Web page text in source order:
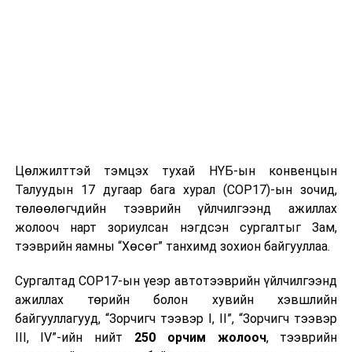
голын хөндийгөөр, 20, 21-нд Алтай, Хангайн уулархаг
нутаг, Халх голын хөндийгөөр, 22-нд Хангай,
Хөвсгөлийн уулархаг нутгаар бороо, дуу цахилгаантай
аадар бороо орно. Салхи ихэнх хугацаанд секундэд 5-
10 метр, зарим газраар борооны өмнө түр зуур
ширүүснэ. 19-нд нутгийн баруун хагаст, 20-ноос нийт
нутгаар халж, Дархадын хотгор, Монгол-Алтайн
уулархаг нутаг, Завхан голын эх, Хүрэнбэлчир орчим,
Тэрэлж, Онон, Улз, Халх голын хөндий, Дарьгангын
тал нутгаар шөнөдөө 6-11 хэм, өдөртөө 21-26 хэм,
Цөлжилттэй тэмцэх тухай НҮБ-ын конвенцын
Талуудын 17 дугаар бага хурал (COP17)-ын зочид,
төлөөлөгчдийн тээврийн үйлчилгээнд ажиллах
жолооч нарт зориулсан нэгдсэн сургалтыг Зам,
тээврийн яамны “Хөсөг” танхимд зохион байгууллаа.
Сургалтад COP17-ын үеэр автотээврийн үйлчилгээнд
ажиллах төрийн болон хувийн хэвшлийн
байгууллагууд, “Зорчигч тээвэр I, II”, “Зорчигч тээвэр
III, IV”-ийн нийт 250 орчим жолооч, тээврийн